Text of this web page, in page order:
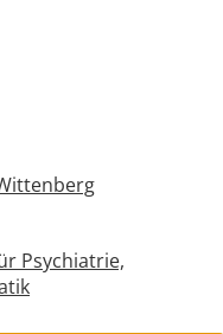
Psychiatrie,